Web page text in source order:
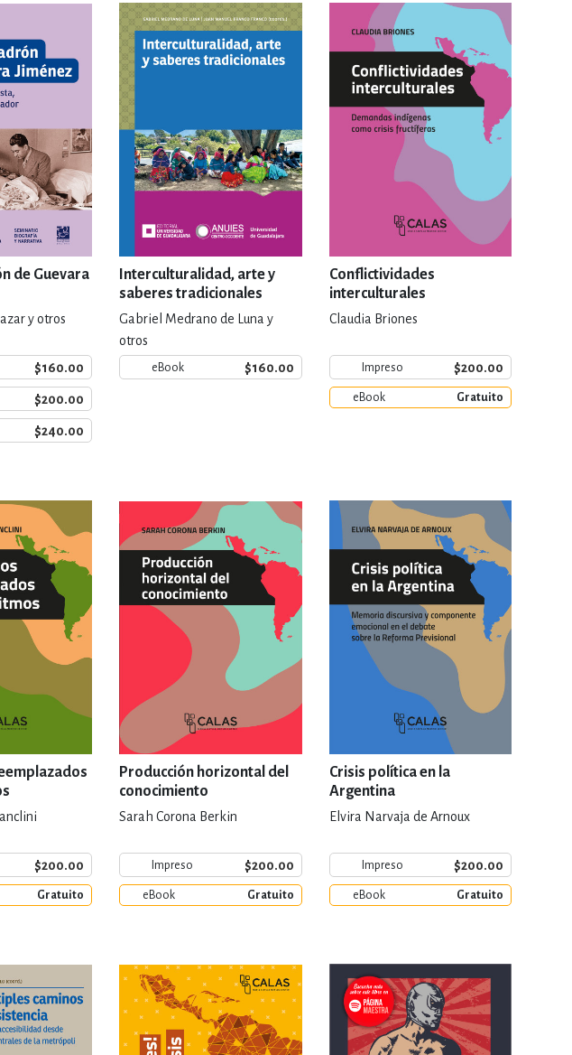
AL AIRE LIBRE DERECHO
Y GESTIÓN
FICCIÓN Y TEMAS AFINES
Y ARQUEOLOGÍA
LENGUAJE Y LINGÜÍSTICA
ENFERMERÍA, VETERINARIA
DIBUJOS ANIMADOS
PERSONAL
SOCIALES
AGRICULTURA
de Guevara
y otros
$160.00
$200.00
$240.00
Interculturalidad, arte y
saberes tradicionales
Gabriel Medrano de Luna y
otros
eBook $160.00
Conflictividades
interculturales
Claudia Briones
Impreso $200.00
eBook Gratuito
$200.00
Gratuito
Producción horizontal del
conocimiento
Sarah Corona Berkin
Impreso $200.00
eBook Gratuito
Crisis política en la
Argentina
Elvira Narvaja de Arnoux
Impreso $200.00
eBook Gratuito